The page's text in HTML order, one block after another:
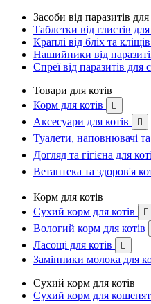
Засоби від паразитів
Таблетки від глистів
Краплі від бліх та
Нашийники від
Спреї від паразитів для
Товари для котів
Корм для котів

Аксесуари для котів 
Туалети, наповнювачі
Догляд та гігієна для
Ветаптека та здоров'я
Корм для котів
Сухий корм для котів

Вологий корм для котів
Ласощі для котів 
Замінники молока для
Сухий корм для котів
Сухий корм для кошенят